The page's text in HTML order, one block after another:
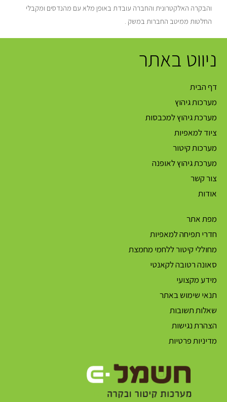
והבקרה האלקטרונית והחברה עובדת באופן מלא עם מהנדסים ומקבלי
החלטות ממיטב החברות במשק .
ניווט באתר
דף הבית
מערכות גיהוץ
מערכת גיהוץ למכבסות
ציוד למאפיות
מערכות קיטור
מערכת גיהוץ לאופנה
צור קשר
אודות
מפת אתר
חדרי תפיחה למאפיות
מחוללי קיטור ללחמי מחמצת
סאונה רטובה לקאנטי
מידע מקצועי
תנאי שימוש באתר
שאלות תשובות
הצהרת נגישות
מדיניות פרטיות